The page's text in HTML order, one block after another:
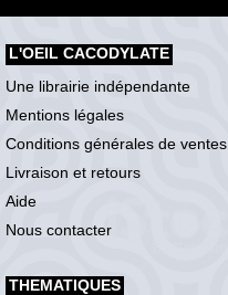
L'OEIL CACODYLATE
Une librairie indépendante
Mentions légales
Conditions générales de ventes
Livraison et retours
Aide
Nous contacter
THEMATIQUES